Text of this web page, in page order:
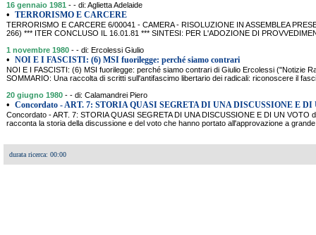
16 gennaio 1981 - - di: Aglietta Adelaide
• TERRORISMO E CARCERE
TERRORISMO E CARCERE 6/00041 - CAMERA - RISOLUZIONE IN ASSEMBLEA
266) *** ITER CONCLUSO IL 16.01.81 *** SINTESI: PER L'ADOZIONE DI
1 novembre 1980 - - di: Ercolessi Giulio
• NOI E I FASCISTI: (6) MSI fuorilegge: perché siamo contrari
NOI E I FASCISTI: (6) MSI fuorilegge: perché siamo contrari di Giulio Ercolessi ("Notizie
SOMMARIO: Una raccolta di scritti sull'antifascimo libertario dei radicali: riconoscere il
20 giugno 1980 - - di: Calamandrei Piero
• Concordato - ART. 7: STORIA QUASI SEGRETA DI UNA DISCUSSIONE E DI
Concordato - ART. 7: STORIA QUASI SEGRETA DI UNA DISCUSSIONE E DI UN VOTO
racconta la storia della discussione e del voto che hanno portato all'approvazione a
durata ricerca: 00:00